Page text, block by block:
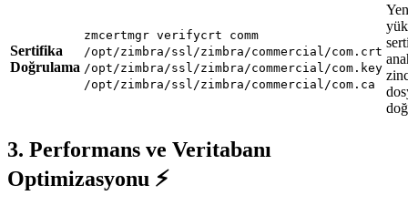
Sertifika
Doğrulama
zmcertmgr verifycrt comm
/opt/zimbra/ssl/zimbra/commercial/com.crt
/opt/zimbra/ssl/zimbra/commercial/com.key
/opt/zimbra/ssl/zimbra/commercial/com.ca
3. Performans ve Veritabanı
Optimizasyonu ⚡